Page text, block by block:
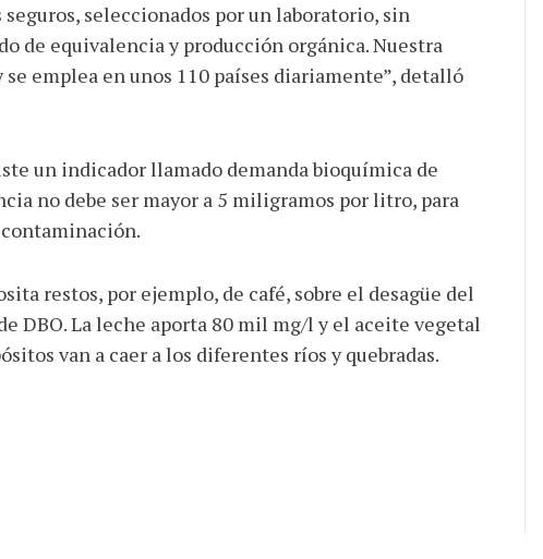
seleccionados por un laboratorio, sin
de equivalencia y producción orgánica. Nuestra
emplea en unos 110 países diariamente”, detalló
un indicador llamado demanda bioquímica de
no debe ser mayor a 5 miligramos por litro, para
restos, por ejemplo, de café, sobre el desagüe del
DBO. La leche aporta 80 mil mg/l y el aceite vegetal
van a caer a los diferentes ríos y quebradas.